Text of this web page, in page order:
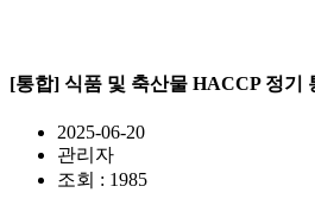
[통합] 식품 및 축산물 HACCP 정기
2025-06-20
관리자
조회 : 1985